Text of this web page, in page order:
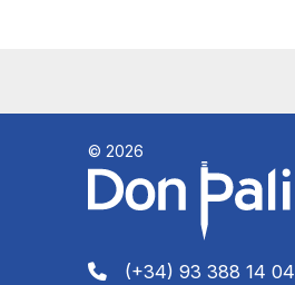
© 2026
(+34) 93 388 14 04